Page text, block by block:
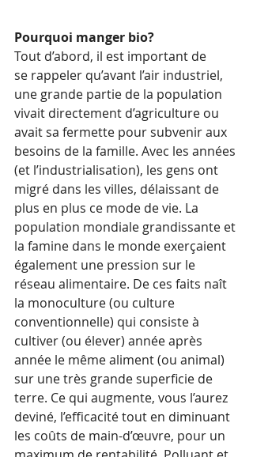
Pourquoi manger bio?
Tout d’abord, il est important de
se rappeler qu’avant l’air industriel,
une grande partie de la population
vivait directement d’agriculture ou
avait sa fermette pour subvenir aux
besoins de la famille. Avec les années
(et l’industrialisation), les gens ont
migré dans les villes, délaissant de
plus en plus ce mode de vie. La
population mondiale grandissante et
la famine dans le monde exerçaient
également une pression sur le
réseau alimentaire. De ces faits naît
la monoculture (ou culture
conventionnelle) qui consiste à
cultiver (ou élever) année après
année le même aliment (ou animal)
sur une très grande superficie de
terre. Ce qui augmente, vous l’aurez
deviné, l’efficacité tout en diminuant
les coûts de main-d’œuvre, pour un